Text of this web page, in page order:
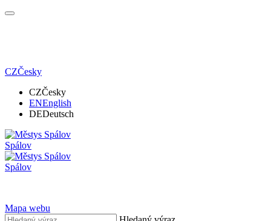
CZČesky
CZČesky
ENEnglish
DEDeutsch
Spálov
Spálov
Mapa webu